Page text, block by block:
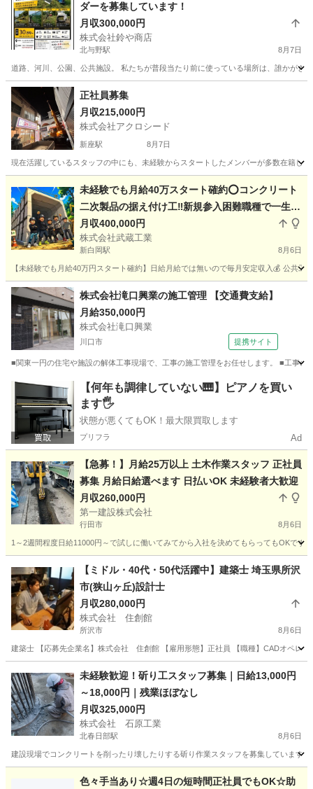
ダーを募集しています！
月収300,000円
株式会社鈴や商店
北与野駅 8月7日
道路、河川、公園、公共施設。 私たちが普段当たり前に使っている場所は、誰かが
埼玉 さいたま市 北与野駅
正社員募集
月収215,000円
株式会社アクロシード
新座駅 8月7日
現在活躍しているスタッフの中にも、未経験からスタートしたメンバーが多数在籍し
新座駅 鳶職
未経験でも月給40万スタート確約️⭕️コンクリート
二次製品の据え付け工‼️新規参入困難職種で一生困
らない技術を取得✨募集場所🏢埼玉県久喜市(本社)
🏮茨城県つくば市(倉庫)🍠
月収400,000円
株式会社武蔵工業
新白岡駅 8月6日
【未経験でも月給40万円スタート確約】日給月給では無いので毎月安定収入💰 公共
埼玉 久喜市 新白岡駅 大工 未経験
株式会社滝口興業の施工管理 【交通費支給】
月給350,000円
株式会社滝口興業
川口市 提携サイト
■関東一円の住宅や施設の解体工事現場で、工事の施工管理をお任せします。 ■工事
埼玉 川口市 鳶職
【何年も調律していない🎹】ピアノを買い
ます🖐️
状態が悪くてもOK！最大限買取します
プリフラ Ad
【急募！】月給25万以上 土木作業スタッフ 正社員
募集 月給日給選べます 日払いOK 未経験者大歓迎
月収260,000円
第一建設株式会社
行田市 8月6日
1～2週間程度日給11000円～で試しに働いてみてから入社を決めてもらってもOKで
その他 業務
【ミドル・40代・50代活躍中】建築士 埼玉県所沢
市(狭山ヶ丘)設計士
月収280,000円
株式会社 住創館
所沢市 8月6日
建築士 【応募先企業名】株式会社 住創館 【雇用形態】正社員 【職種】CADオペレ
CAD 業務
未経験歓迎！斫り工スタッフ募集｜日給13,000円
～18,000円｜残業ほぼなし
月収325,000円
株式会社 石原工業
北春日部駅 8月6日
建設現場でコンクリートを削ったり壊したりする斫り作業スタッフを募集しています
北春日部駅 その他
色々手当あり☆週4日の短時間正社員でもOK☆助